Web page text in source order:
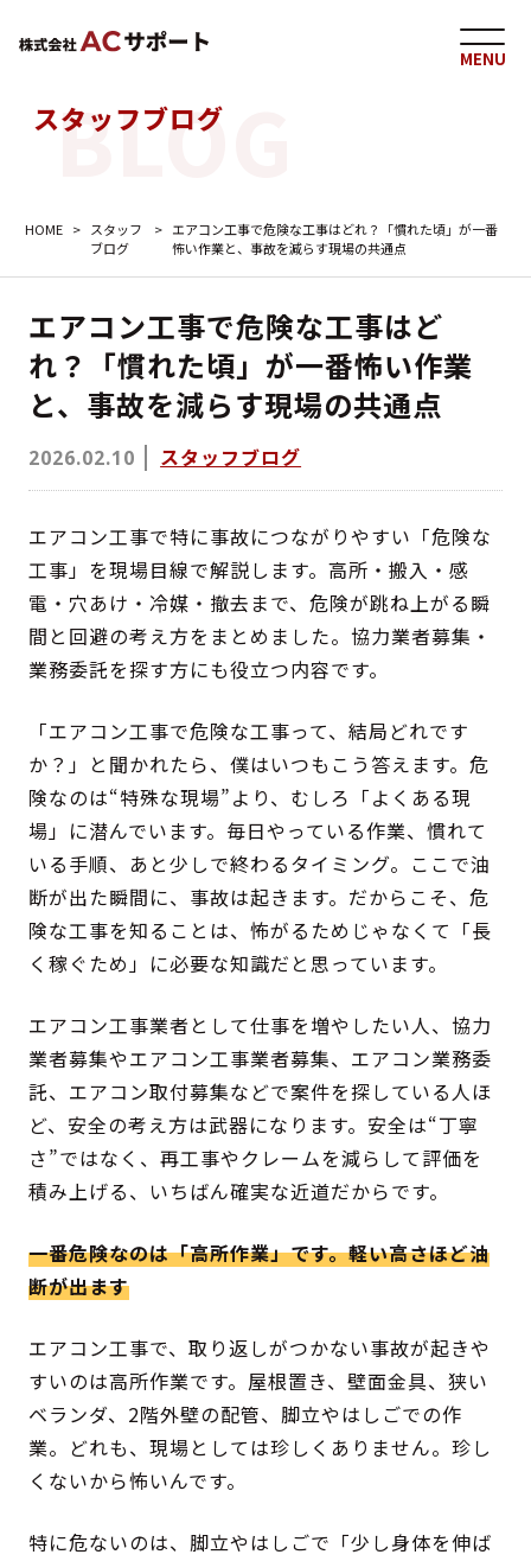
MENU
スタッフブログ
HOME > スタッフ
ブログ
> エアコン工事で危険な工事はどれ？「慣れた頃」が一番
怖い作業と、事故を減らす現場の共通点
エアコン工事で危険な工事はど
れ？「慣れた頃」が一番怖い作業
と、事故を減らす現場の共通点
2026.02.10 スタッフブログ
エアコン工事で特に事故につながりやすい「危険な
工事」を現場目線で解説します。高所・搬入・感
電・穴あけ・冷媒・撤去まで、危険が跳ね上がる瞬
間と回避の考え方をまとめました。協力業者募集・
業務委託を探す方にも役立つ内容です。
「エアコン工事で危険な工事って、結局どれです
か？」と聞かれたら、僕はいつもこう答えます。危
険なのは“特殊な現場”より、むしろ「よくある現
場」に潜んでいます。毎日やっている作業、慣れて
いる手順、あと少しで終わるタイミング。ここで油
断が出た瞬間に、事故は起きます。だからこそ、危
険な工事を知ることは、怖がるためじゃなくて「長
く稼ぐため」に必要な知識だと思っています。
エアコン工事業者として仕事を増やしたい人、協力
業者募集やエアコン工事業者募集、エアコン業務委
託、エアコン取付募集などで案件を探している人ほ
ど、安全の考え方は武器になります。安全は“丁寧
さ”ではなく、再工事やクレームを減らして評価を
積み上げる、いちばん確実な近道だからです。
一番危険なのは「高所作業」です。軽い高さほど油
断が出ます
エアコン工事で、取り返しがつかない事故が起きや
すいのは高所作業です。屋根置き、壁面金具、狭い
ベランダ、2階外壁の配管、脚立やはしごでの作
業。どれも、現場としては珍しくありません。珍し
くないから怖いんです。
特に危ないのは、脚立やはしごで「少し身体を伸ば